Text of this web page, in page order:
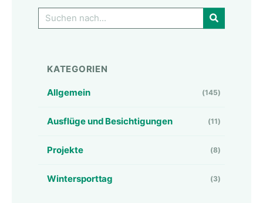
GO!
KATEGORIEN
Allgemein (145)
Ausflüge und Besichtigungen (11)
Projekte (8)
Wintersporttag (3)